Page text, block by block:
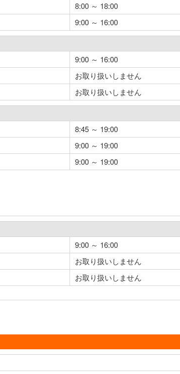
8:00 ～ 18:00
9:00 ～ 16:00
9:00 ～ 16:00
お取り扱いしません
お取り扱いしません
8:45 ～ 19:00
9:00 ～ 19:00
9:00 ～ 19:00
9:00 ～ 16:00
お取り扱いしません
お取り扱いしません